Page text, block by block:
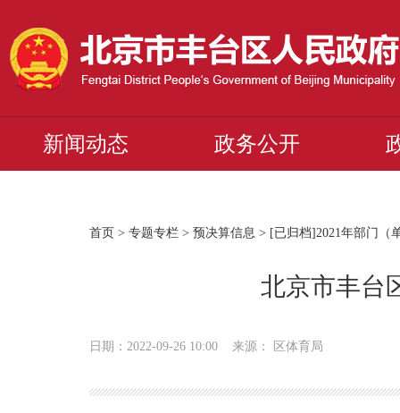
新闻动态 政务公开
首页 > 专题专栏> 预决算信息 > [已归档]2021年部门（
北京市丰台
日期：2022-09-26 10:00 来源： 区体育局